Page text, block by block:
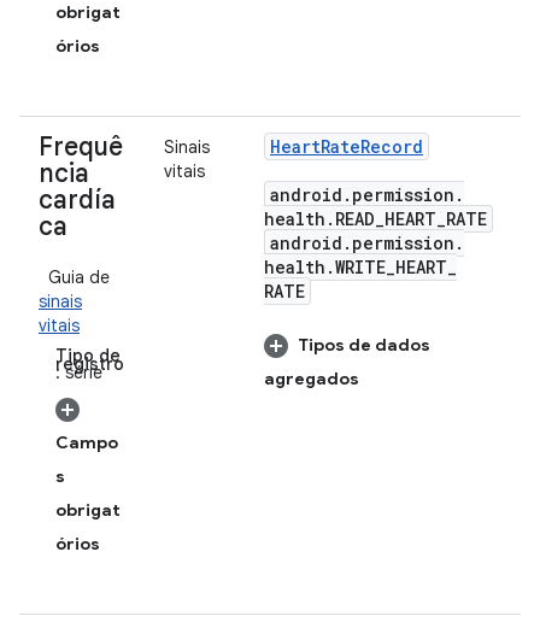
obrigat
órios
Frequê
ncia
cardía
ca
Guia de
sinais
vitais
Tipo de
registro
: série
Campo
s
obrigat
órios
Sinais
vitais
HeartRateRecord
android . permission .
health . READ_HEART_RATE
android . permission .
health .WRITE_HEART_
RATE
Tipos de dados
agregados